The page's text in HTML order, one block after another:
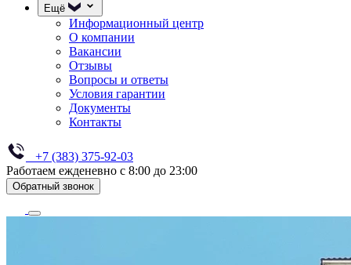
Ещё
Информационный центр
О компании
Вакансии
Отзывы
Вопросы и ответы
Условия гарантии
Документы
Контакты
+7 (383) 375-92-03
Работаем ежденевно с 8:00 до 23:00
Обратный звонок